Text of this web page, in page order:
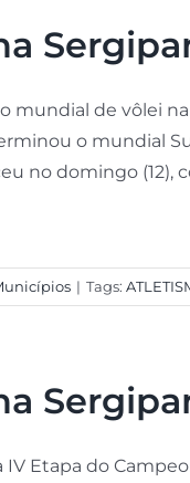
mundial de vôlei
o mundial
no domingo (12),
| Tags:
IV Etapa do